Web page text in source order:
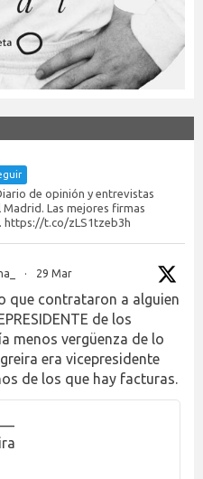
de opinión y entrevistas
Madrid. Las mejores firmas
https://t.co/zLS1tzeb3h
· 29 Mar
que contrataron a alguien
de los
menos vergüenza de lo
era vicepresidente
de los que hay facturas.